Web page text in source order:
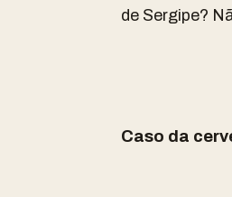
de Sergipe?
Caso da